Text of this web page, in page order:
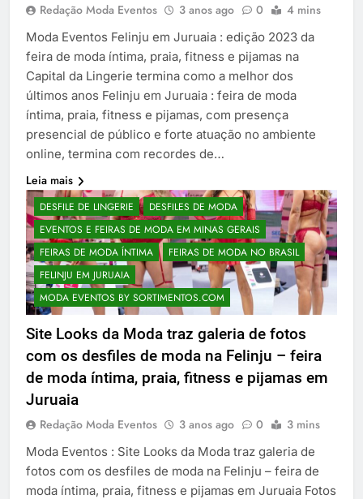
Redação Moda Eventos 3 anos ago 0 4 mins
Moda Eventos Felinju em Juruaia : edição 2023 da
feira de moda íntima, praia, fitness e pijamas na
Capital da Lingerie termina como a melhor dos
últimos anos Felinju em Juruaia : feira de moda
íntima, praia, fitness e pijamas, com presença
presencial de público e forte atuação no ambiente
online, termina com recordes de…
Leia mais
DESFILE DE LINGERIE
DESFILES DE MODA
EVENTOS E FEIRAS DE MODA EM MINAS GERAIS
FEIRAS DE MODA ÍNTIMA
FEIRAS DE MODA NO BRASIL
FELINJU EM JURUAIA
MODA EVENTOS BY SORTIMENTOS.COM
Site Looks da Moda traz galeria de fotos
com os desfiles de moda na Felinju – feira
de moda íntima, praia, fitness e pijamas em
Juruaia
Redação Moda Eventos 3 anos ago 0 3 mins
Moda Eventos : Site Looks da Moda traz galeria de
fotos com os desfiles de moda na Felinju – feira de
moda íntima, praia, fitness e pijamas em Juruaia Fotos